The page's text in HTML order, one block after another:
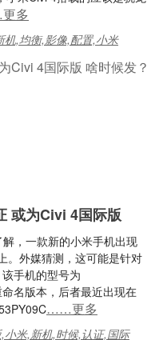
多
机,均衡,影像,配置,小米
或为Civi 4国际版
解，一款新的小米手机出现
。外媒猜测，这可能是针对
手机的型号为
名版本，后者最近出现在
……更多
小米,新机,时候,认证,国际